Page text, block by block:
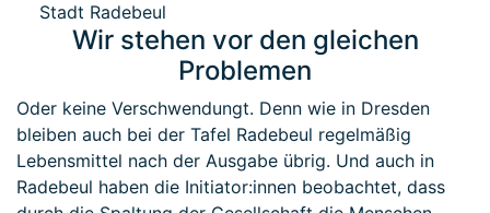
Stadt Radebeul
Wir stehen vor den gleichen
Problemen
Oder keine Verschwendungt. Denn wie in Dresden
bleiben auch bei der Tafel Radebeul regelmäßig
Lebensmittel nach der Ausgabe übrig. Und auch in
Radebeul haben die Initiator:innen beobachtet, dass